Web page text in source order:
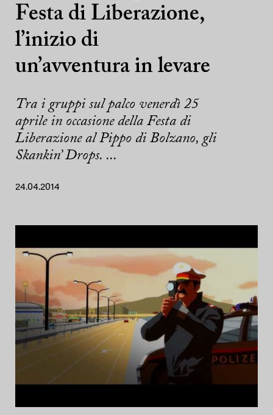
Festa di Liberazione,
l’inizio di
un’avventura in levare
Tra i gruppi sul palco venerdì 25
aprile in occasione della Festa di
Liberazione al Pippo di Bolzano, gli
Skankin’ Drops. ...
24.04.2014